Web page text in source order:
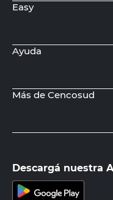
Easy
Ayuda
Más de Cencosud
Descargá nuestra